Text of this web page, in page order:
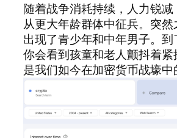
随着战争消耗持续，人力锐
从更大年龄群体中征兵。突
出现了青少年和中年男子。到
你会看到孩童和老人颤抖着
是我们如今在加密货币战壕中